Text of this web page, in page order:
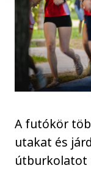
A futókör
utakat és
útburkolatot